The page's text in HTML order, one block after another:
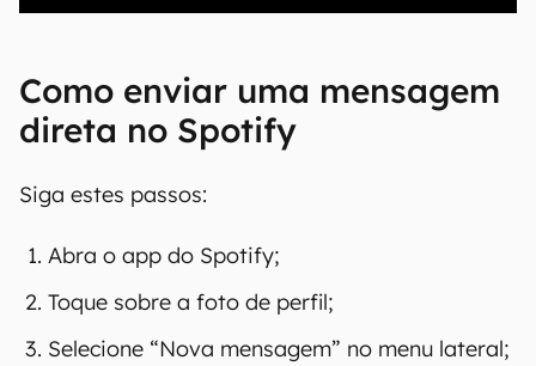
Como enviar uma mensagem
direta no Spotify
Siga estes passos:
Abra o app do Spotify;
Toque sobre a foto de perfil;
Selecione “Nova mensagem” no menu lateral;